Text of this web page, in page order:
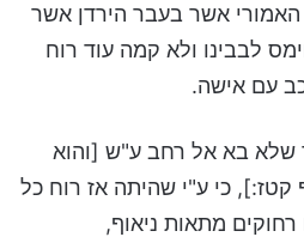
אשר בעבר הירדן אשר
לבבינו ולא קמה עוד רוח
עם אישה.
שלא בא אל רחב ע"ש [והוא
כי ע"י שהיתה אז רוח כל
מתאות ניאוף,